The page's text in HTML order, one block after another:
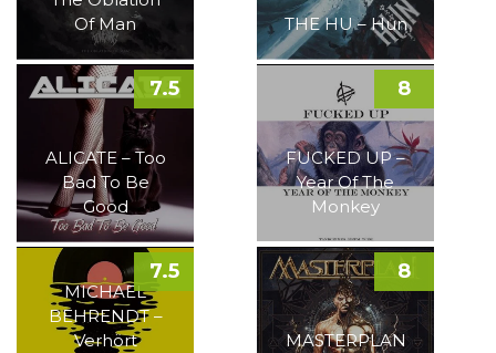
Of Man
THE HU – Hun
ALICATE – Too
Bad To Be
Good
7.5
FUCKED UP –
Year Of The
Monkey
8
MICHAEL
BEHRENDT –
Verhört
7.5
MASTERPLAN
8